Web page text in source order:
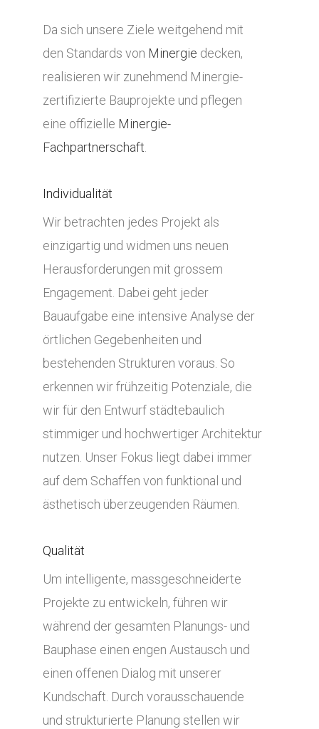
Da sich unsere Ziele weitgehend mit
den Standards von Minergie decken,
realisieren wir zunehmend Minergie-
zertifizierte Bauprojekte und pflegen
eine offizielle Minergie-
Fachpartnerschaft.
Individualität
Wir betrachten jedes Projekt als
einzigartig und widmen uns neuen
Herausforderungen mit grossem
Engagement. Dabei geht jeder
Bauaufgabe eine intensive Analyse der
örtlichen Gegebenheiten und
bestehenden Strukturen voraus. So
erkennen wir frühzeitig Potenziale, die
wir für den Entwurf städtebaulich
stimmiger und hochwertiger Architektur
nutzen. Unser Fokus liegt dabei immer
auf dem Schaffen von funktional und
ästhetisch überzeugenden Räumen.
Qualität
Um intelligente, massgeschneiderte
Projekte zu entwickeln, führen wir
während der gesamten Planungs- und
Bauphase einen engen Austausch und
einen offenen Dialog mit unserer
Kundschaft. Durch vorausschauende
und strukturierte Planung stellen wir